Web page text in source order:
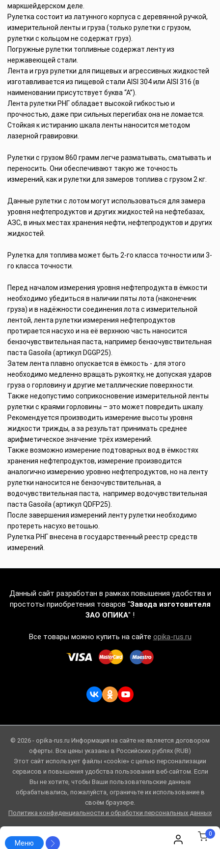
Меню
0
маркшейдерском деле.
Рулетка состоит из латунного корпуса с деревянной ручкой,
измерительной ленты и груза (только рулетки с грузом,
рулетки с кольцом не содержат груз).
Погружные рулетки топливные содержат ленту из
нержавеющей стали.
Лента и груз рулетки для пищевых и агрессивных жидкостей
изготавливается из пищевой стали AISI 304 или AISI 316 (в
наименовании присутствует буква “А”).
Лента рулетки РНГ обладает высокой гибкостью и
прочностью, даже при сильных перегибах она не ломается.
Стойкая к истиранию шкала ленты наносится методом
лазерной гравировки.
Рулетки с грузом 860 грамм легче разматывать, сматывать и
переносить. Они обеспечивают такую же точность
измерений, как и рулетки для замеров топлива с грузом 2 кг.
Данные рулетки с лотом могут использоваться для замера
уровня нефтепродуктов и других жидкостей на нефтебазах,
АЗС, в иных местах хранения нефти, нефтепродуктов и других
жидкостей.
Рулетка для топлива может быть 2-го класса точности или 3-
го класса точности.
Перед началом измерения уровня нефтепродукта в ёмкости
необходимо убедиться в наличии пяты лота (наконечник
груза) и в надёжности соединения лота с измерительной
лентой, лента рулетки измерения нефтепродуктов
протирается насухо и на её верхнюю часть наносится
бензочувствительная паста, например бензочувствительная
паста Gasoila (артикул DGGP25).
Затем лента плавно опускается в ёмкость - для этого
необходимо медленно вращать рукоятку, не допуская ударов
груза о горловину и другие металлические поверхности.
Также недопустимо соприкосновение измерительной ленты
рулетки с краями горловины – это может повредить шкалу.
Рекомендуется производить измерение высоты уровня
жидкости трижды, а за результат принимать среднее
арифметическое значение трёх измерений.
Также возможно измерение подтоварных вод в ёмкостях
хранения нефтепродуктов, измерение производится
аналогично измерению уровню нефтепродуктов, но на ленту
рулетки наносится не бензочувствительная, а
водочувствительная паста, например водочувствительная
паста Gasoila (артикул QDFP25).
После завершения измерений ленту рулетки необходимо
протереть насухо ветошью.
Рулетка РНГ внесена в государственный реестр средств
измерений.
Данный сайт разработан в рамках повышения удобства и
простоты приобретения товаров "Завода изготовителя
ЗАО ОПИКА" !
Все товары можно купить на сайте opika-rus.ru
© 2026 - opika-rus.ru Информация на сайте не является договором
оферты. Все цены указаны в Российских рублях (RUB)
Этот сайт использует файлы «cookie» с целью персонализации
сервисов и повышения удобства пользования веб-сайтом. Если
Вы не хотите, чтобы Ваши пользовательские данные
обрабатывались, пожалуйста, ограничьте их использование в
своём браузере.
Политика конфиденциальности и обработки персональных данных